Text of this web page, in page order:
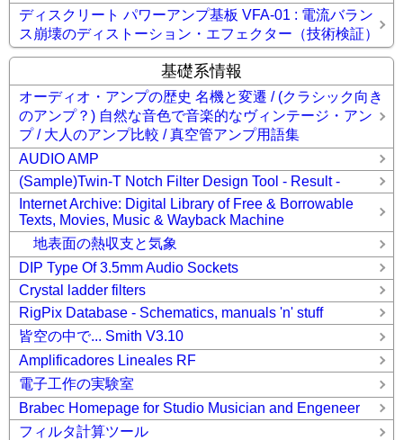
ディスクリート パワーアンプ基板 VFA-01 : 電流バラン
ス崩壊のディストーション・エフェクター（技術検証）
基礎系情報
オーディオ・アンプの歴史 名機と変遷 / (クラシック向き
のアンプ？) 自然な音色で音楽的なヴィンテージ・アン
プ / 大人のアンプ比較 / 真空管アンプ用語集
AUDIO AMP
(Sample)Twin-T Notch Filter Design Tool - Result -
Internet Archive: Digital Library of Free & Borrowable
Texts, Movies, Music & Wayback Machine
地表面の熱収支と気象
DIP Type Of 3.5mm Audio Sockets
Crystal ladder filters
RigPix Database - Schematics, manuals 'n' stuff
皆空の中で... Smith V3.10
Amplificadores Lineales RF
電子工作の実験室
Brabec Homepage for Studio Musician and Engeneer
フィルタ計算ツール